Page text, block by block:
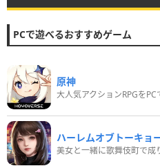
PCで遊べるおすすめゲーム
原神
大人気アクションRPGをPC
ハーレムオブトーキョ
美女と一緒に歌舞伎町で成